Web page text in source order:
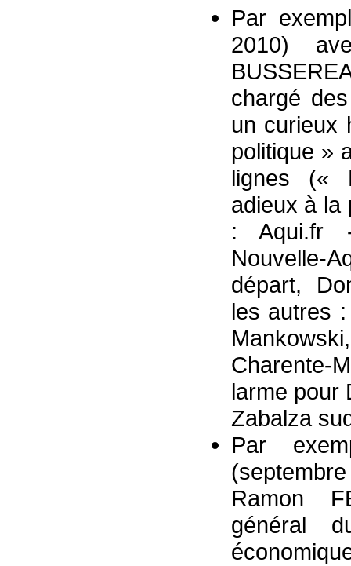
Par
2010)
chargé
un curieux
politique »
lignes («
adieux à la
: Aqui.fr
Nouvelle-
départ,
les autres
Charente-
larme pour
Zabalza
Par
Ramon
général